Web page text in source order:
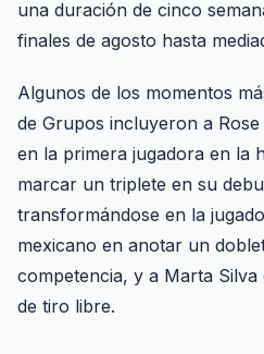
una duración de cinco
finales de agosto hasta
Algunos de los momentos
de Grupos incluyeron a
en la primera jugadora en la
marcar un triplete en su
transformándose en la
mexicano en anotar un
competencia, y a Marta
de tiro libre.